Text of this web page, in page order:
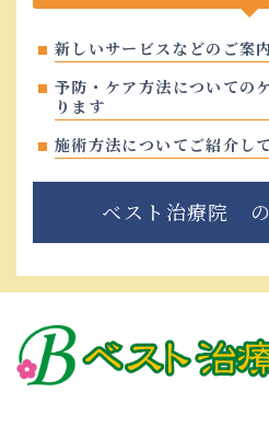
新しいサービスなどのご案
予防・ケア方法についての
ります
施術方法についてご紹介し
ベスト治療院